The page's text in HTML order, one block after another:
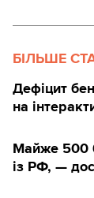
БІЛЬШЕ
Дефіцит
на
Майже 500
із РФ, —